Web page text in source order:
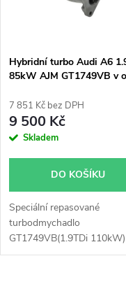
p
r
o
u
k
s
p
r
o
d
u
k
Hybridní turbo Audi A6
85kW AJM GT1749VB v
7 851 Kč bez DPH
9 500 Kč
Skladem
DO KOŠÍKU
Speciální repasované
turbodmychadlo
GT1749VB(1.9TDi 110kW)
instalované v obalu